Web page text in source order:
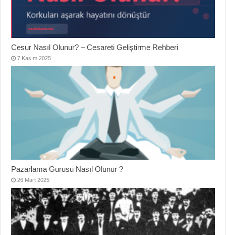
Cesur Nasıl Olunur? – Cesareti Geliştirme Rehberi
7 Kasım 2025
Pazarlama Gurusu Nasıl Olunur ?
26 Mart 2025